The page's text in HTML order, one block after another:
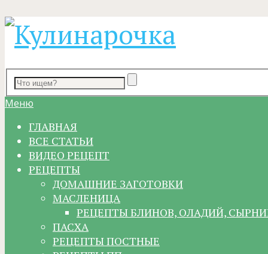
Меню
ГЛАВНАЯ
ВСЕ СТАТЬИ
ВИДЕО РЕЦЕПТ
РЕЦЕПТЫ
ДОМАШНИЕ ЗАГОТОВКИ
МАСЛЕНИЦА
РЕЦЕПТЫ БЛИНОВ, ОЛАДИЙ,
ПАСХА
РЕЦЕПТЫ ПОСТНЫЕ